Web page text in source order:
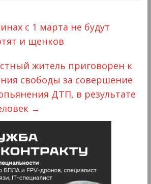
с 1 марта не будут
и щенков
житель приговорен к
свободы за совершение
ДТП, в результате
→